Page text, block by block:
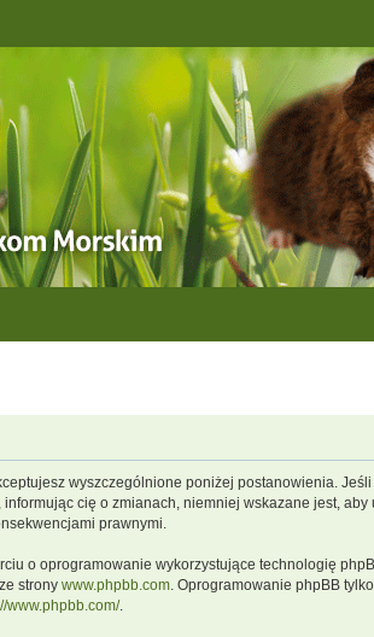
wyszczególnione poniżej postanowienia.
cię o zmianach, niemniej wskazane jest,
prawnymi.
o oprogramowanie wykorzystujące technologię
strony www.phpbb.com. Oprogramowanie phpBB
www.phpbb.com/.